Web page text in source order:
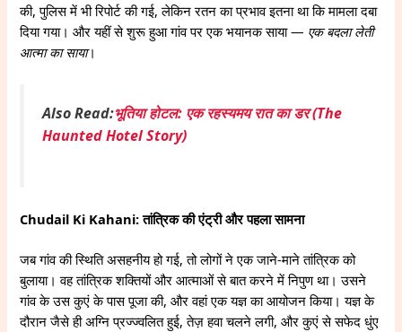
की, पुलिस में भी रिपोर्ट की गई, लेकिन रतन का प्रभाव इतना था कि मामला दबा
दिया गया। और यहीं से शुरू हुआ गांव पर एक भयानक साया — एक बदला लेती
आत्मा का साया।
Also Read:भूतिया होटल: एक रहस्यमय रात का डर (The
Haunted Hotel Story)
Chudail Ki Kahani: तांत्रिक की एंट्री और पहला सामना
जब गांव की स्थिति असहनीय हो गई, तो लोगों ने एक जाने-माने तांत्रिक को
बुलाया। वह तांत्रिक शक्तियों और आत्माओं से बात करने में निपुण था। उसने
गांव के उस कुएं के पास पूजा की, और वहां एक यज्ञ का आयोजन किया। यज्ञ के
दौरान जैसे ही अग्नि प्रज्ज्वलित हुई, तेज़ हवा चलने लगी, और कुएं से सफेद धुंए